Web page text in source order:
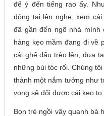
để ý đến tiếng rao ấy.
dỏng tai lên nghe, xem
đã gần đến ngõ nhà mình
hàng kẹo mầm đang đi về
cái ghế đẩu trèo lên, đưa
những búi tóc rối. Chúng
thành một nắm tưởng như
vọng sẽ đổi được cái kẹo to.
Bọn trẻ ngồi vây quanh bà